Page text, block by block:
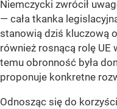
Niemczycki zwrócił
— cała tkanka
stanowią dziś kluczową
również rosnącą rolę UE
temu obronność była
proponuje konkretne
Odnosząc się do